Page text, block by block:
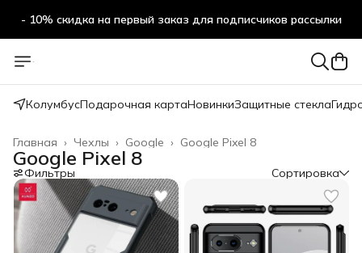
- 10% скидка на первый заказ для подписчиков рассылки
КолумбусПодарочная картаНовинкиЗащитные стекла
Google Pixel 8
Google ›
Чехлы ›
Главная ›
Google Pixel 8
Фильтры Сортировка